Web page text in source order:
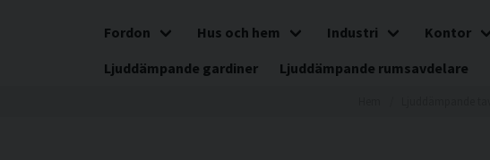
Fordon Hus och hem Industri Kontor
Ljuddämpande gardiner
Ljuddämpande rumsavdelare